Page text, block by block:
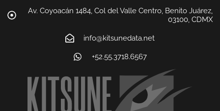
Av. Coyoacán 1484, Col del Valle Centro, Benito Juárez,
03100, CDMX
info@kitsunedata.net
+52.55.3718.6567